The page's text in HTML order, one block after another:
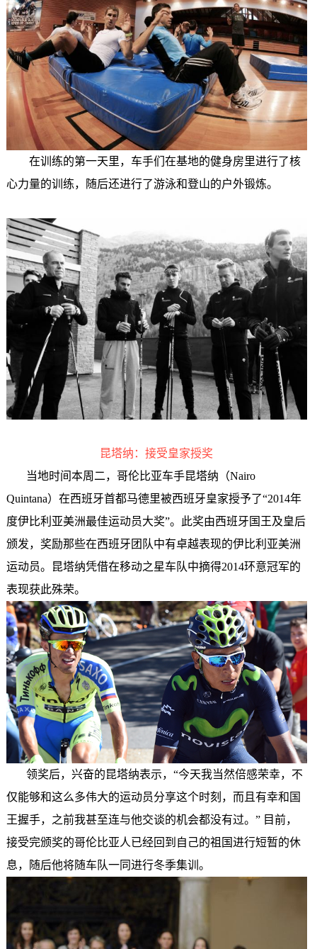
在训练的第一天里，车手们在基地的健身房里进行了核
心力量的训练，随后还进行了游泳和登山的户外锻炼。
昆塔纳：接受皇家授奖
当地时间本周二，哥伦比亚车手昆塔纳（Nairo
Quintana）在西班牙首都马德里被西班牙皇家授予了“2014年
度伊比利亚美洲最佳运动员大奖”。此奖由西班牙国王及皇后
颁发，奖励那些在西班牙团队中有卓越表现的伊比利亚美洲
运动员。昆塔纳凭借在移动之星车队中摘得2014环意冠军的
表现获此殊荣。
领奖后，兴奋的昆塔纳表示，“今天我当然倍感荣幸，不
仅能够和这么多伟大的运动员分享这个时刻，而且有幸和国
王握手，之前我甚至连与他交谈的机会都没有过。” 目前，
接受完颁奖的哥伦比亚人已经回到自己的祖国进行短暂的休
息，随后他将随车队一同进行冬季集训。